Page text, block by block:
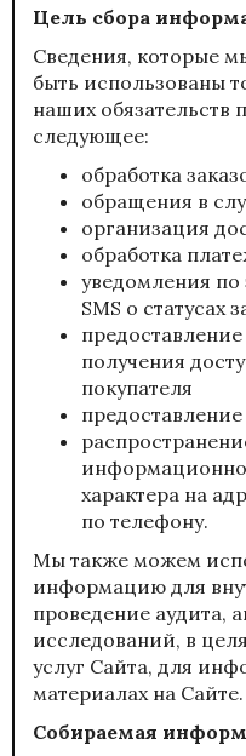
Цель сбора
Сведения, которые
быть использованы
наших обязательств
следующее:
обработка
обращения в
организация
обработка
уведомления
SMS о статусах
получения
покупателя
характера на
по телефону.
Мы также можем
информацию для
проведение аудита,
исследований, в
услуг Сайта, для
материалах на Сайте.
Собираемая